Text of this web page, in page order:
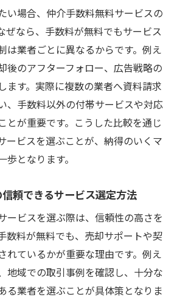
い場合、仲介手数料無料サービスの
ぜなら、手数料が無料でもサービス
は業者ごとに異なるからです。例え
後のアフターフォロー、広告戦略の
ます。実際に複数の業者へ資料請求
、手数料以外の付帯サービスや対応
とが重要です。こうした比較を通じ
ービスを選ぶことが、納得のいくマ
歩となります。
頼できるサービス選定方法
ービスを選ぶ際は、信頼性の高さを
数料が無料でも、売却サポートや契
れているかが重要な理由です。例え
地域での取引事例を確認し、十分な
る業者を選ぶことが具体策となりま